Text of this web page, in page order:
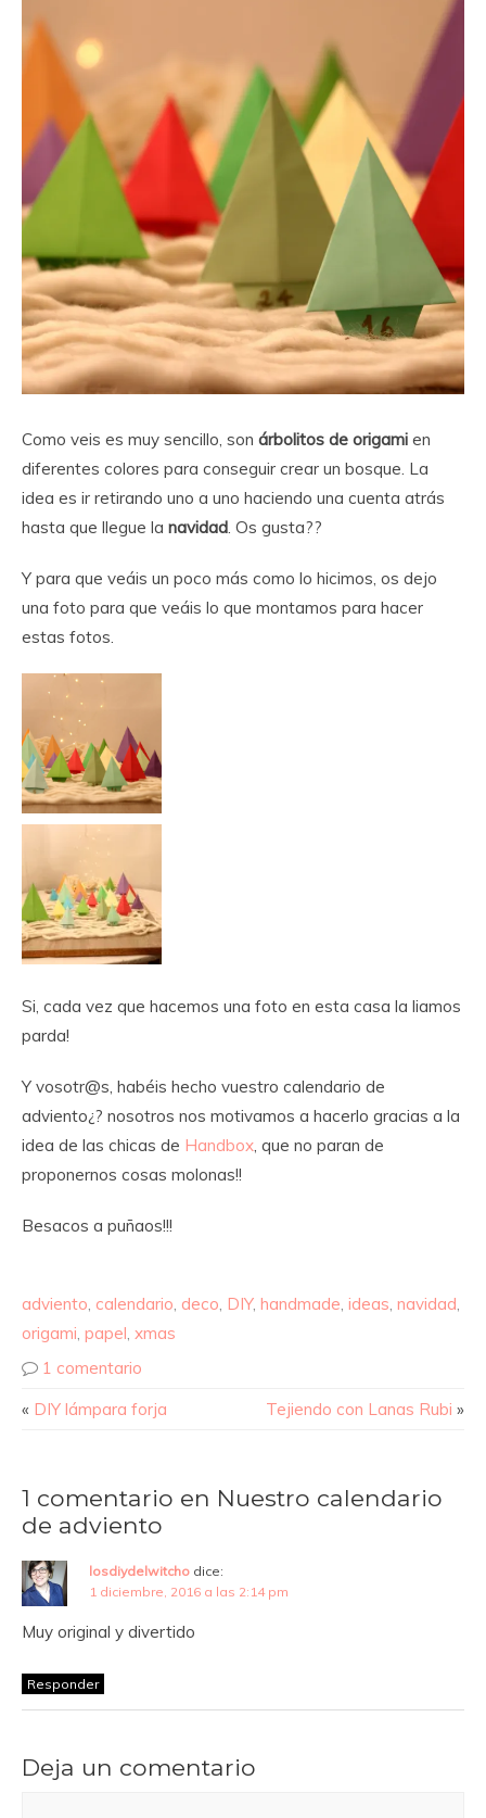
Como veis es muy sencillo, son árbolitos de origami en
diferentes colores para conseguir crear un bosque. La
idea es ir retirando uno a uno haciendo una cuenta atrás
hasta que llegue la navidad. Os gusta??
Y para que veáis un poco más como lo hicimos, os dejo
una foto para que veáis lo que montamos para hacer
estas fotos.
Si, cada vez que hacemos una foto en esta casa la liamos
parda!
Y vosotr@s, habéis hecho vuestro calendario de
adviento¿? nosotros nos motivamos a hacerlo gracias a la
idea de las chicas de Handbox, que no paran de
proponernos cosas molonas!!
Besacos a puñaos!!!
adviento, calendario, deco, DIY, handmade, ideas, navidad,
origami, papel, xmas
1 comentario
« DIY lámpara forja Tejiendo con Lanas Rubi »
1 comentario en Nuestro calendario
de adviento
losdiydelwitcho dice:
1 diciembre, 2016 a las 2:14 pm
Muy original y divertido
Responder
Deja un comentario